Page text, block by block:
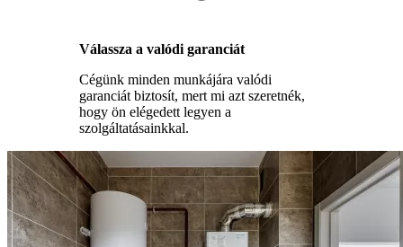
Válassza a valódi garanciát
Cégünk minden munkájára valódi
garanciát biztosít, mert mi azt szeretnék,
hogy ön elégedett legyen a
szolgáltatásainkkal.